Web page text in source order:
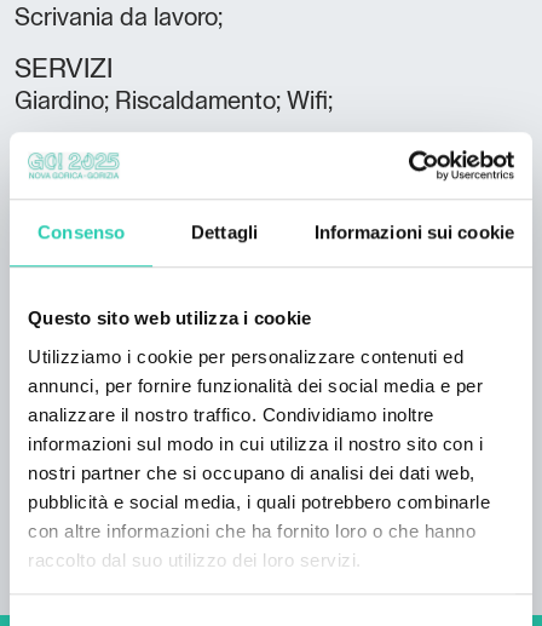
Consenso Dettagli Informazioni sui cookie
Questo sito web utilizza i cookie
Utilizziamo i cookie per personalizzare contenuti ed
annunci, per fornire funzionalità dei social media e per
analizzare il nostro traffico. Condividiamo inoltre
informazioni sul modo in cui utilizza il nostro sito con i
nostri partner che si occupano di analisi dei dati web,
pubblicità e social media, i quali potrebbero combinarle
con altre informazioni che ha fornito loro o che hanno
raccolto dal suo utilizzo dei loro servizi.
Scrivania da lavoro;
SERVIZI
Giardino; Riscaldamento; Wifi;
SPORT E TEMPO LIBERO
Noleggio biciclette;
Lingue parlate
Italiano; Inglese;
Numero camere
Numero bagni
Numero letti